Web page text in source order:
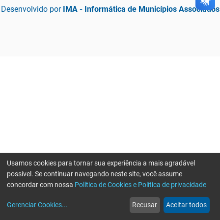
Desenvolvido por IMA - Informática de Municípios Associados
web
Notícias
more_horiz
Mais
Usamos cookies para tornar sua experiência a mais agradável
possível. Se continuar navegando neste site, você assume
concordar com nossa Política de Cookies e Política de privacidade
Gerenciar Cookies... Recusar Aceitar todos
Erro ao enviar informações, por favor tente novamente